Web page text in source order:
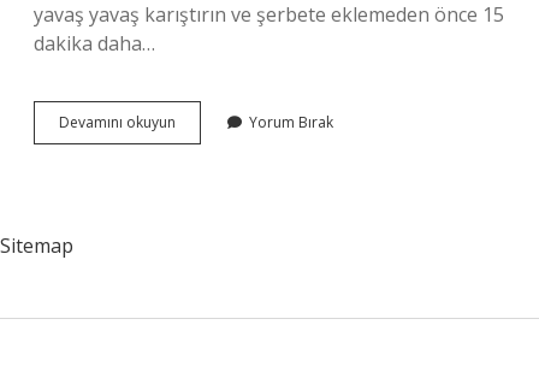
yavaş yavaş karıştırın ve şerbete eklemeden önce 15
dakika daha…
Devamını okuyun
Mayası
Yorum Bırak
Sitemap